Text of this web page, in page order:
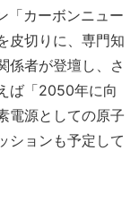
「カーボンニュー
皮切りに、専門知
係者が登壇し、さ
ば「2050年に向
電源としての原子
ションも予定して